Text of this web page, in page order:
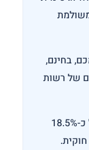
בחינם,
של רשות
תקרת הריבית החוקית עומדת על כ-18.5%